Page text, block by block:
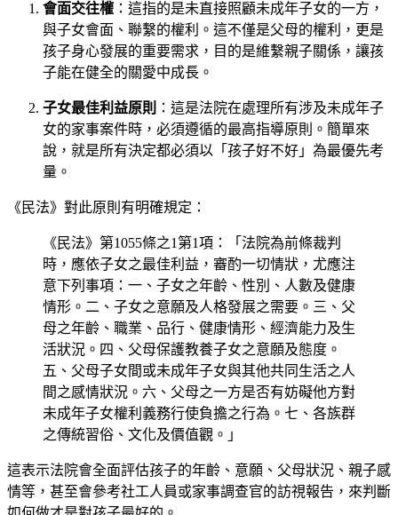
會面交往權 ：這指的是未直接照顧未成年子女的一方，
與子女會面、聯繫的權利。這不僅是父母的權利，更是
孩子身心發展的重要需求，目的是維繫親子關係，讓孩
子能在健全的關愛中成長。
子女最佳利益原則 ：這是法院在處理所有涉及未成年子
女的家事案件時，必須遵循的最高指導原則。簡單來
說，就是所有決定都必須以「孩子好不好」為最優先考
量。
《民法》對此原則有明確規定：
《民法》第1055條之1第1項：「法院為前條裁判
時，應依子女之最佳利益，審酌一切情狀，尤應注
意下列事項：一、子女之年齡、性別、人數及健康
情形。二、子女之意願及人格發展之需要。三、父
母之年齡、職業、品行、健康情形、經濟能力及生
活狀況。四、父母保護教養子女之意願及態度。
五、父母子女間或未成年子女與其他共同生活之人
間之感情狀況。六、父母之一方是否有妨礙他方對
未成年子女權利義務行使負擔之行為。七、各族群
之傳統習俗、文化及價值觀。」
這表示法院會全面評估孩子的年齡、意願、父母狀況、親子感
情等，甚至會參考社工人員或家事調查官的訪視報告，來判斷